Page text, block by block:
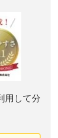
用して分